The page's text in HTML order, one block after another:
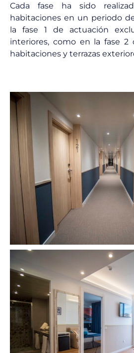
Cada fase ha sido
habitaciones en un periodo
la fase 1 de actuación
interiores, como en la fase 2
habitaciones y terrazas